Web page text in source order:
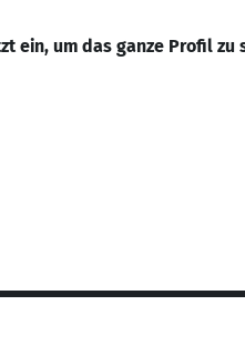
ein, um das ganze Profil zu